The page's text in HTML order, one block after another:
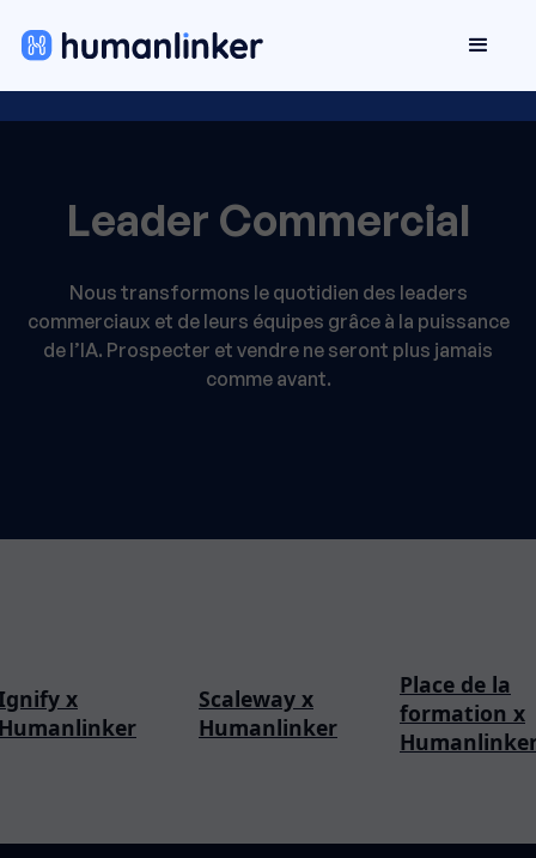
Leader Commercial
Nous transformons le quotidien des leaders
commerciaux et de leurs équipes grâce à la puissance
de l’IA. Prospecter et vendre ne seront plus jamais
comme avant.
x
Scaleway x
Humanlinker
Place de la
formation x